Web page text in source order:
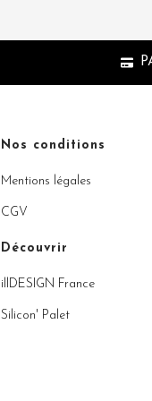
Nos conditions
Mentions légales
CGV
Découvrir
illDESIGN France
Silicon' Palet